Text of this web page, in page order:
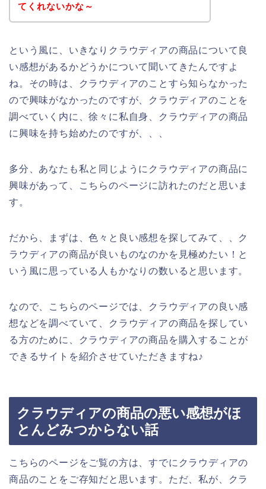
てくれないかな～
という風に、いきなりクラウディアの商品について良
い感想があるかどうかについて聞いてきたんですよ
ね。その時は、クラウディアのことすら知らなかった
ので興味がなかったのですが、クラウディアのことを
調べていく内に、徐々に私自身、クラウディアの商品
に興味を持ち始めたのですが、、、
多分、あなたも私と同じようにクラウディアの商品に
興味があって、こちらのページに訪れたのだと思いま
す。
だから、まずは、色々と良い感想を探してみて、、ク
ラウディアの商品が良いものなのかを見極めたい！と
いう風に思っている人もかなりの数いると思います。
なので、こちらのページでは、クラウディアの良い感
想などを調べていて、クラウディアの商品を探してい
る方のために、クラウディアの商品を購入することが
できるサイトを紹介させていただきますね♪
クラウディアの商品の悪い感想がほ
とんどみつからない話
こちらのページをご覧の方は、すでにクラウディアの
商品のことをご存知だと思います。ただ、私が、クラ